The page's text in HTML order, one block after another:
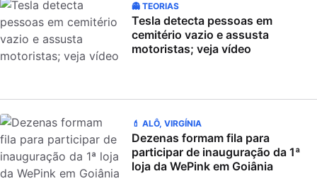
👻 TEORIAS
Tesla detecta pessoas em
cemitério vazio e assusta
motoristas; veja vídeo
💄 ALÔ, VIRGÍNIA
Dezenas formam fila para
participar de inauguração da 1ª
loja da WePink em Goiânia